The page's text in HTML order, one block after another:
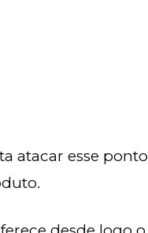
atacar esse